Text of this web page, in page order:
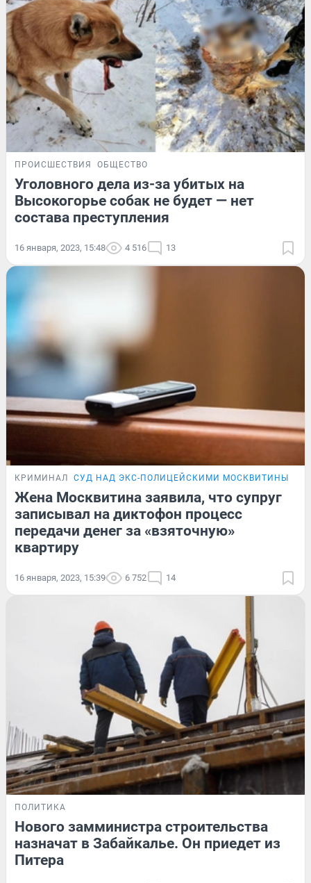
ПРОИСШЕСТВИЯ ОБЩЕСТВО
Уголовного дела из-за убитых на
Высокогорье собак не будет — нет
состава преступления
16 января, 2023, 15:48 4 516 13
КРИМИНАЛ СУД НАД ЭКС-ПОЛИЦЕЙСКИМИ МОСКВИТИНЫМ И
Жена Москвитина заявила, что супруг
записывал на диктофон процесс
передачи денег за «взяточную»
квартиру
16 января, 2023, 15:39 6 752 14
ПОЛИТИКА
Нового замминистра строительства
назначат в Забайкалье. Он приедет из
Питера